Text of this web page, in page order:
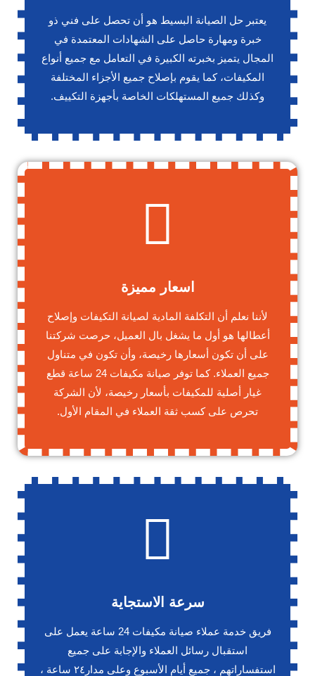
يعتبر حل الصيانة البسيط هو أن تحصل على فني ذو
خبرة ومهارة حاصل على الشهادات المعتمدة في
المجال يتميز بخبرته الكبيرة في التعامل مع جميع أنواع
المكيفات، كما يقوم بإصلاح جميع الأجزاء المختلفة
وكذلك جميع المستهلكات الخاصة بأجهزة التكييف.
اسعار مميزة
لأننا نعلم أن التكلفة المادية لصيانة التكيفات وإصلاح
أعطالها هو أول ما يشغل بال العميل، حرصت شركتنا
على أن تكون أسعارها رخيصة، وأن تكون في متناول
جميع العملاء. كما توفر صيانة مكيفات 24 ساعة قطع
غيار أصلية للمكيفات بأسعار رخيصة، لأن الشركة
تحرص على كسب ثقة العملاء في المقام الأول.
سرعة الاستجاية
فريق خدمة عملاء صيانة مكيفات 24 ساعة يعمل على
استقبال رسائل العملاء والإجابة على جميع
استفساراتهم ، جميع أيام الأسبوع وعلى مدار٢٤ ساعة ،